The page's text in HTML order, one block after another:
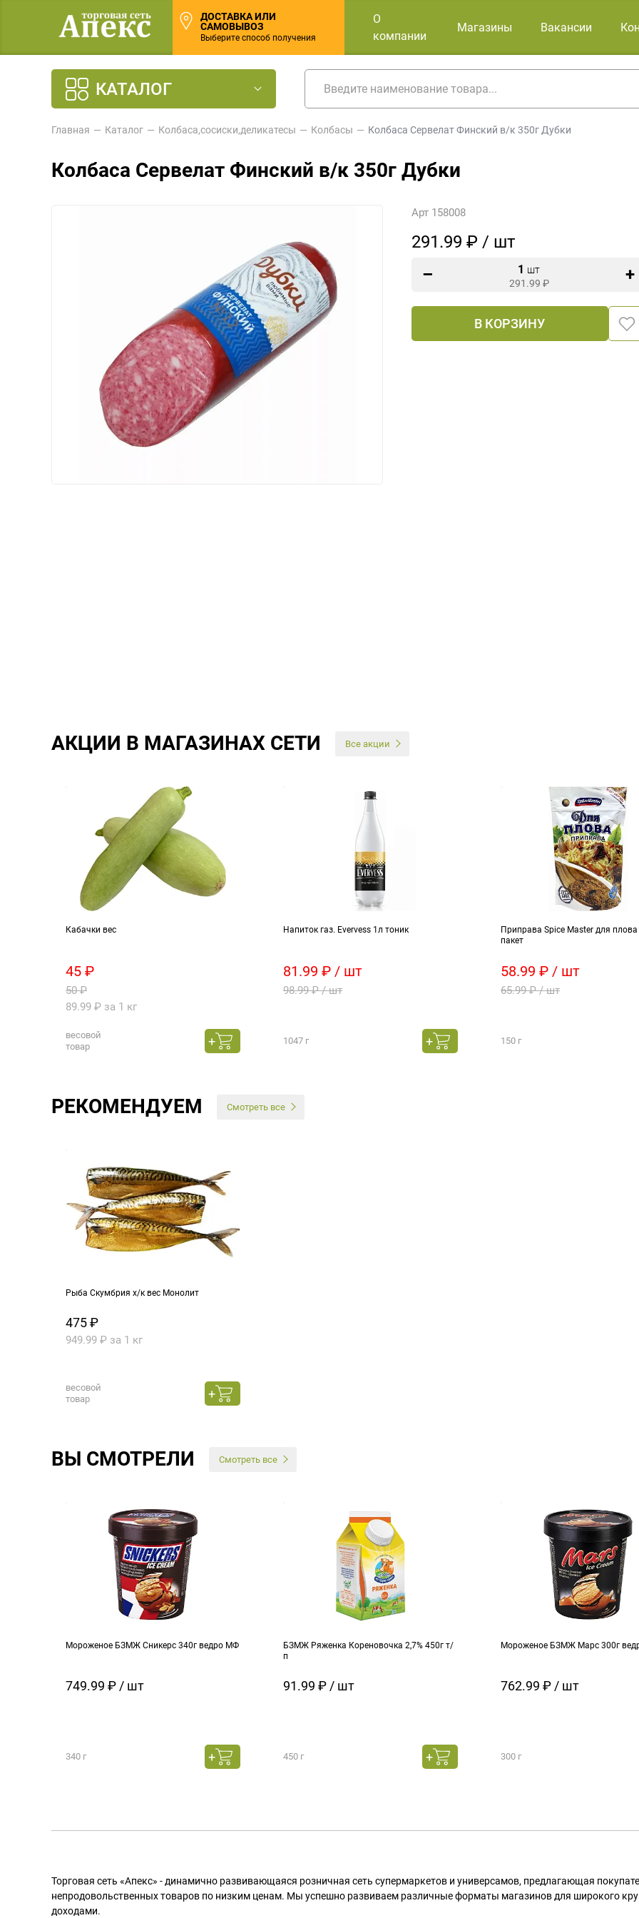
ДОСТАВКА ИЛИ
САМОВЫВОЗ
Выберите способ получения
О
компании
Магазины Вакансии
КАТАЛОГ
Главная Каталог Колбаса,сосиски,деликатесы Колбасы Колбаса Сервелат Финский в/к 350г Дубки
Колбаса Сервелат Финский в/к 350г Дубки
Арт 158008
291.99 ₽ / шт
1 шт
291.99 ₽
В КОРЗИНУ
АКЦИИ В МАГАЗИНАХ СЕТИ Все акции
Кабачки вес
45 ₽
50 ₽
89.99 ₽ за 1 кг
весовой
товар
Напиток газ. Evervess 1л тоник
81.99 ₽ / шт
98.99 ₽ / шт
1047 г
Приправа Spice Master для плова
пакет
58.99 ₽ / шт
65.99 ₽ / шт
150 г
РЕКОМЕНДУЕМ Смотреть все
Рыба Скумбрия х/к вес Монолит
475 ₽
949.99 ₽ за 1 кг
весовой
товар
ВЫ СМОТРЕЛИ Смотреть все
Мороженое БЗМЖ Сникерс 340г ведро МФ
749.99 ₽ / шт
340 г
БЗМЖ Ряженка Кореновочка 2,7% 450г т/
п
91.99 ₽ / шт
450 г
Мороженое БЗМЖ Марс 300г
762.99 ₽ / шт
300 г
Торговая сеть «Апекс» - динамично развивающаяся розничная сеть супермаркетов и универсамов, предлагающая
непродовольственных товаров по низким ценам. Мы успешно развиваем различные форматы магазинов для широкого
доходами.